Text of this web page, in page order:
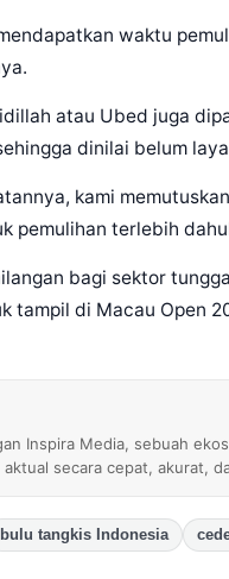
waktu
atau Ubed juga
dinilai belum
kami
pemulihan terlebih
bagi sektor
tampil di Macau Open
Inspira Media, sebuah
secara cepat, akurat,
bulu tangkis Indonesia